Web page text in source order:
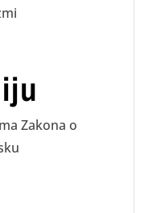
Zakona o